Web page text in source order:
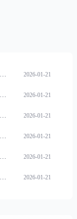
2026-01-21
2026-01-21
2026-01-21
2026-01-21
2026-01-21
2026-01-21